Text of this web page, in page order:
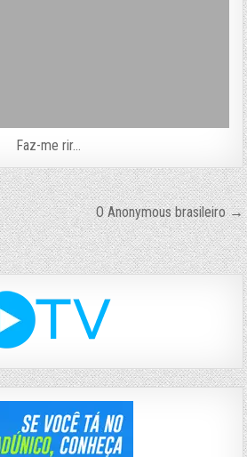
Faz-me rir…
O Anonymous brasileiro →